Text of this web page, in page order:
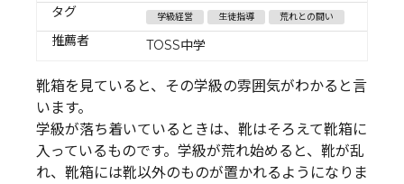
タグ 学級経営 生徒指導 荒れとの闘い
推薦者 TOSS中学
靴箱を見ていると、その学級の雰囲気がわかると言
います。
学級が落ち着いているときは、靴はそろえて靴箱に
入っているものです。学級が荒れ始めると、靴が乱
れ、靴箱には靴以外のものが置かれるようになりま